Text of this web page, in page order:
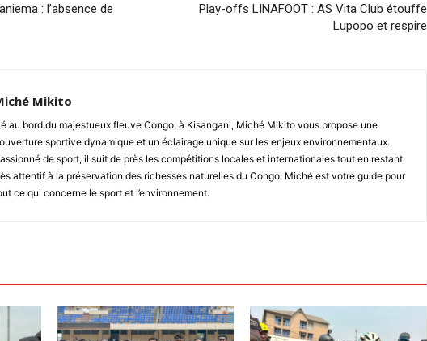
: l’absence de
Play-offs LINAFOOT : AS Vita Club étouffe
Lupopo et respire
Mikito
au bord du majestueux fleuve Congo, à Kisangani, Miché Mikito vous propose une
sportive dynamique et un éclairage unique sur les enjeux environnementaux.
de sport, il suit de près les compétitions locales et internationales tout en restant
attentif à la préservation des richesses naturelles du Congo. Miché est votre guide pour
ce qui concerne le sport et l’environnement.